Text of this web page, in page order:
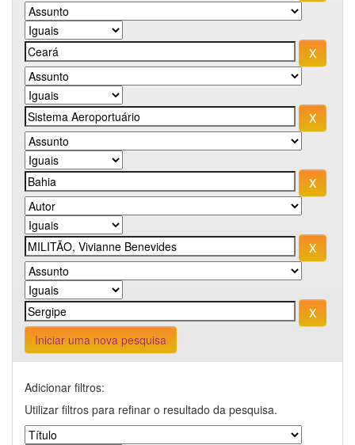
Iniciar uma nova pesquisa
Adicionar filtros:
Utilizar filtros para refinar o resultado da pesquisa.